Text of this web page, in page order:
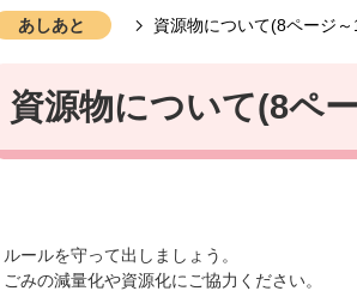
あしあと 資源物について(8ページ
資源物について(8ペ
ルールを守って出しましょう。
ごみの減量化や資源化にご協力ください。